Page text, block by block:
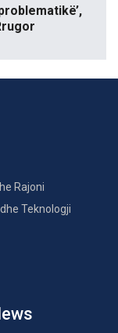
Rajoni
Teknologji